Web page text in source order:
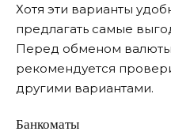
Хотя эти варианты
предлагать самые
Перед обменом валюты
рекомендуется
другими вариантами.
Банкоматы